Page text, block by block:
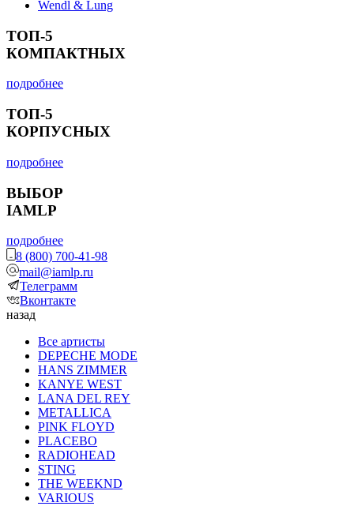
Wendl & Lung
ТОП-5
КОМПАКТНЫХ
подробнее
ТОП-5
КОРПУСНЫХ
подробнее
ВЫБОР
IAMLP
подробнее
8 (800) 700-41-98
mail@iamlp.ru
Телеграмм
Вконтакте
назад
Все артисты
DEPECHE MODE
HANS ZIMMER
KANYE WEST
LANA DEL REY
METALLICA
PINK FLOYD
PLACEBO
RADIOHEAD
STING
THE WEEKND
VARIOUS